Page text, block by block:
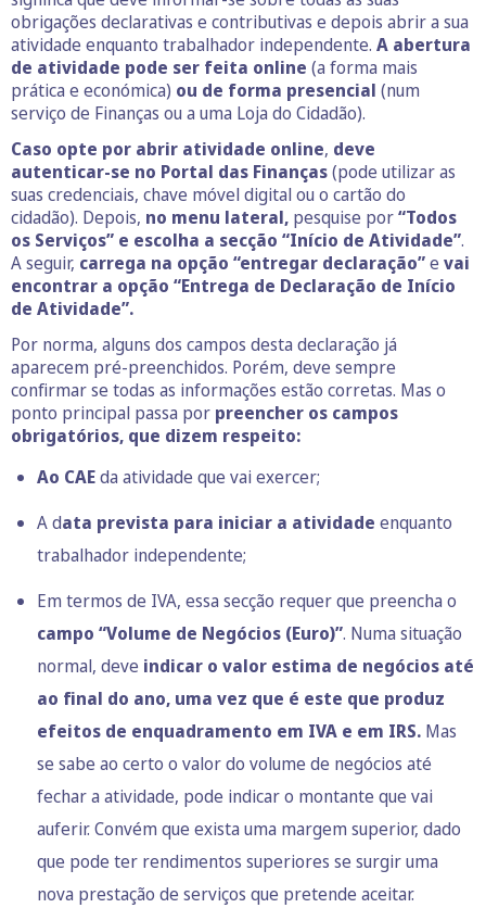
obrigações declarativas e contributivas e depois abrir a sua
atividade enquanto trabalhador independente. A abertura
de atividade pode ser feita online (a forma mais
prática e económica) ou de forma presencial (num
serviço de Finanças ou a uma Loja do Cidadão).
Caso opte por abrir atividade online, deve
autenticar-se no Portal das Finanças(pode utilizar as
suas credenciais, chave móvel digital ou o cartão do
cidadão). Depois, no menu lateral, pesquise por“Todos
os Serviços” e escolha a secção “Início de Atividade”.
A seguir, carrega na opção “entregar declaração”e vai
encontrar a opção “Entrega de Declaração de Início
de Atividade”.
Por norma, alguns dos campos desta declaração já
aparecem pré-preenchidos. Porém, deve sempre
confirmar se todas as informações estão corretas. Mas o
ponto principal passa por preencher os campos
obrigatórios, que dizem respeito:
Ao CAEda atividade que vai exercer;
A data prevista para iniciar a atividade enquanto
trabalhador independente;
Em termos de IVA, essa secção requer que preencha o
campo “Volume de Negócios (Euro)”. Numa situação
normal, deve indicar o valor estima de negócios até
ao final do ano, uma vez que é este que produz
efeitos de enquadramento em IVA e em IRS. Mas
se sabe ao certo o valor do volume de negócios até
fechar a atividade, pode indicar o montante que vai
auferir. Convém que exista uma margem superior, dado
que pode ter rendimentos superiores se surgir uma
nova prestação de serviços que pretende aceitar.